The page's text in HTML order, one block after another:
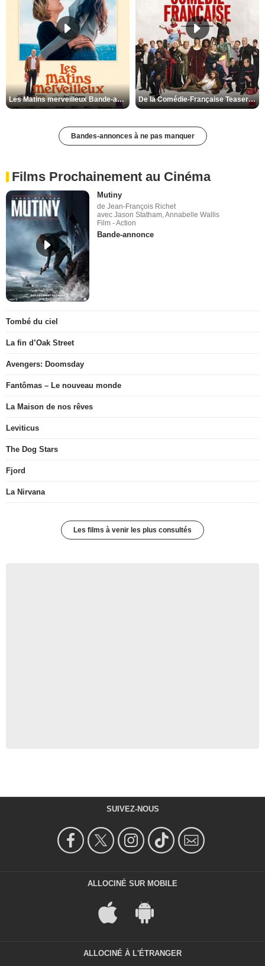
Les Matins merveilleux Bande-annonce VF De la Comédie-Française Teaser VF
Bandes-annonces à ne pas manquer
Films Prochainement au Cinéma
Mutiny
de Jean-François Richet
avec Jason Statham, Annabelle Wallis
Film - Action
Bande-annonce
Tombé du ciel
La fin d’Oak Street
Avengers: Doomsday
Fantômas – Le nouveau monde
La Maison de nos rêves
Leviticus
The Dog Stars
Fjord
La Nirvana
Les films à venir les plus consultés
SUIVEZ-NOUS
ALLOCINÉ SUR MOBILE
ALLOCINÉ À L'ÉTRANGER